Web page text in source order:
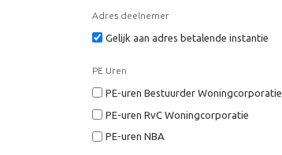
Adres deelnemer
Gelijk aan adres betalende instantie
PE Uren
PE-uren Bestuurder Woningcorporatie
PE-uren RvC Woningcorporatie
PE-uren NBA